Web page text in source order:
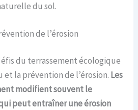
du sol.
de l’érosion
du terrassement écologique
et la prévention de l’érosion. Les
modifient souvent le
peut entraîner une érosion